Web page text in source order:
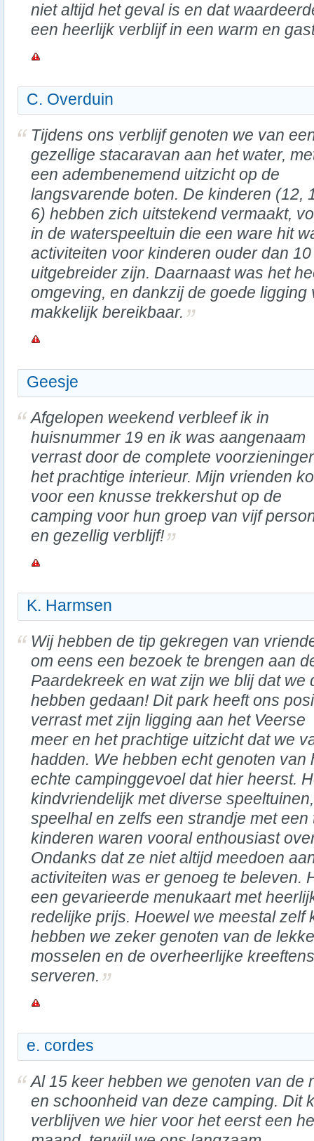
niet altijd het geval is en dat
een heerlijk verblijf in een warm en
C. Overduin
Tijdens ons verblijf genoten we van
gezellige stacaravan aan het water,
een adembenemend uitzicht op de
langsvarende boten. De kinderen (12,
6) hebben zich uitstekend vermaakt,
in de waterspeeltuin die een ware hit
activiteiten voor kinderen ouder dan
uitgebreider zijn. Daarnaast was het
omgeving, en dankzij de goede
makkelijk bereikbaar.
Geesje
Afgelopen weekend verbleef ik in
huisnummer 19 en ik was aangenaam
verrast door de complete
het prachtige interieur. Mijn vrienden
voor een knusse trekkershut op de
camping voor hun groep van vijf
en gezellig verblijf!
K. Harmsen
Wij hebben de tip gekregen van
om eens een bezoek te brengen aan
Paardekreek en wat zijn we blij dat we
hebben gedaan! Dit park heeft ons
verrast met zijn ligging aan het Veerse
meer en het prachtige uitzicht dat we
hadden. We hebben echt genoten van
echte campinggevoel dat hier heerst.
kindvriendelijk met diverse
speelhal en zelfs een strandje met
kinderen waren vooral enthousiast
Ondanks dat ze niet altijd meedoen
activiteiten was er genoeg te beleven.
een gevarieerde menukaart met
redelijke prijs. Hoewel we meestal zelf
hebben we zeker genoten van de
mosselen en de overheerlijke
serveren.
e. cordes
Al 15 keer hebben we genoten van de
en schoonheid van deze camping. Dit
verblijven we hier voor het eerst een